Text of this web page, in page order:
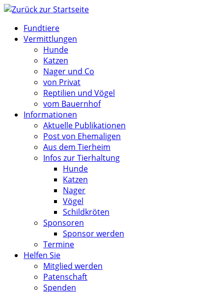
Zum
springenFundtiere
Vermittlungen
Hunde
Katzen
Nager und Co
von Privat
Reptilien und Vögel
vom Bauernhof
Informationen
Aktuelle Publikationen
Post von Ehemaligen
Aus dem Tierheim
Infos zur Tierhaltung
Hunde
Katzen
Nager
Vögel
Schildkröten
Sponsoren
Sponsor werden
Termine
Helfen Sie
Mitglied werden
Patenschaft
Spenden